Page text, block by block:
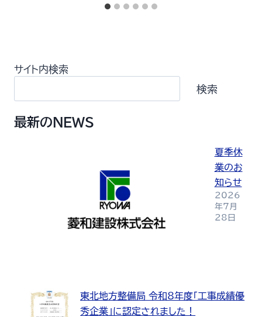
サイト内検索
検索
最新のNEWS
夏季休
業のお
知らせ
2026
年7月
28日
東北地方整備局 令和8年度「工事成績優
秀企業」に認定されました！